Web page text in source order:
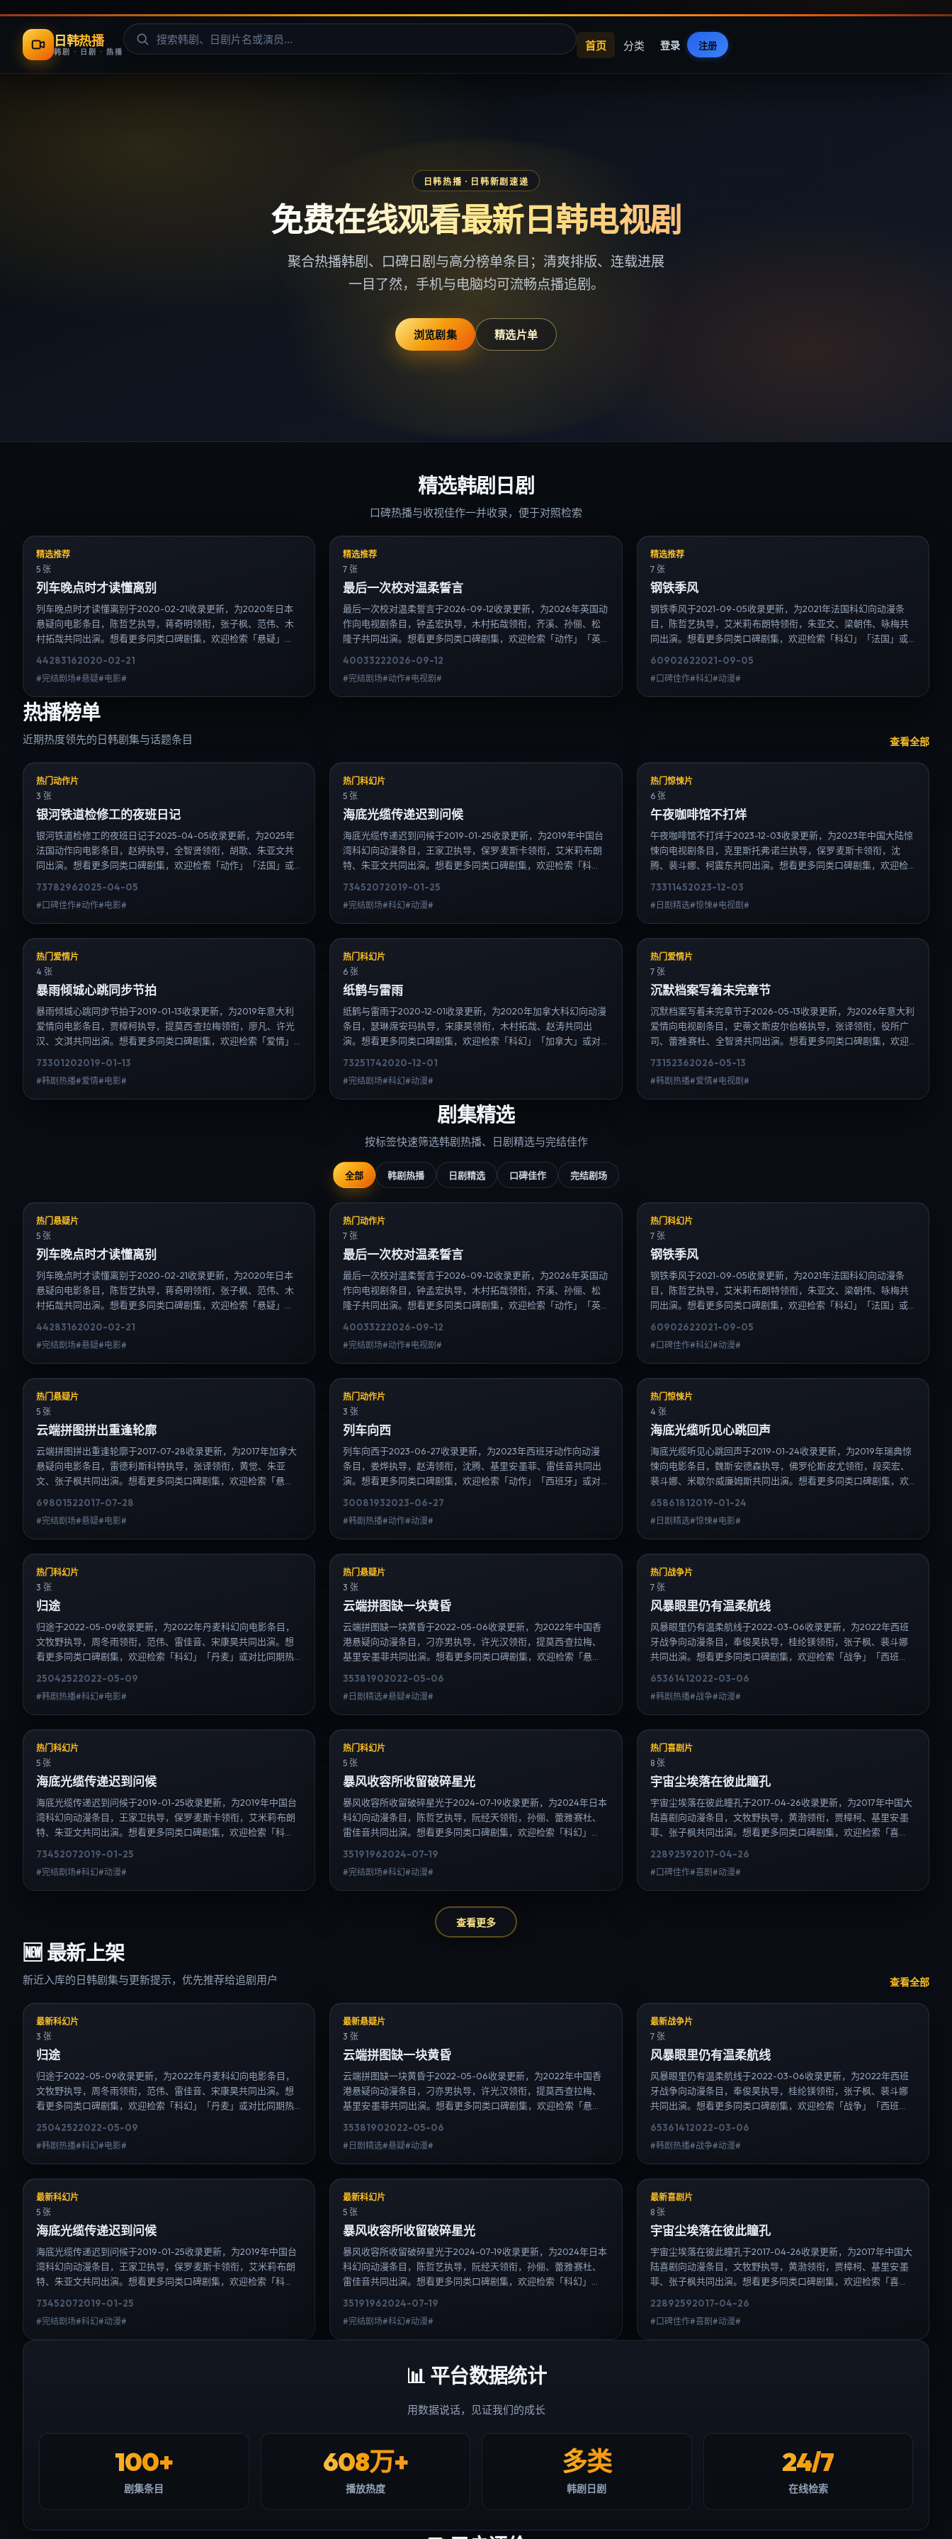
日韩热播
韩剧 · 日剧 · 热播 首页 分类 登录 注册
日韩热播 · 日韩新剧速递
免费在线观看最新日韩电视剧
聚合热播韩剧、口碑日剧与高分榜单条目；清爽排版、连载进展
一目了然，手机与电脑均可流畅点播追剧。
浏览剧集 精选片单
精选韩剧日剧
口碑热播与收视佳作一并收录，便于对照检索
精选推荐
5 张
列车晚点时才读懂离别
列车晚点时才读懂离别于2020-02-21收录更新，为2020年日本
悬疑向电影条目，陈哲艺执导，蒋奇明领衔，张子枫、范伟、木
村拓哉共同出演。想看更多同类口碑剧集，欢迎检索「悬疑」
清连载信息，延伸检索日韩电视剧、韩剧全集、日剧高清等长尾
词。
44283162020-02-21
#完结剧场#悬疑#电影#
精选推荐
7 张
最后一次校对温柔誓言
最后一次校对温柔誓言于2026-09-12收录更新，为2026年英国动
作向电视剧条目，钟孟宏执导，木村拓哉领衔，齐溪、孙俪、松
隆子共同出演。想看更多同类口碑剧集，欢迎检索「动作」「英
载信息，延伸检索日韩电视剧、韩剧全集、日剧高清等长尾词。
40033222026-09-12
#完结剧场#动作#电视剧#
精选推荐
7 张
钢铁季风
钢铁季风于2021-09-05收录更新，为2021年法国科幻向动漫条
目，陈哲艺执导，艾米莉·布朗特领衔，朱亚文、梁朝伟、咏梅共
同出演。想看更多同类口碑剧集，欢迎检索「科幻」「法国」或
息，延伸检索日韩电视剧、韩剧全集、日剧高清等长尾词。
60902622021-09-05
#口碑佳作#科幻#动漫#
热播榜单
近期热度领先的日韩剧集与话题条目 查看全部
热门动作片
3 张
银河铁道检修工的夜班日记
银河铁道检修工的夜班日记于2025-04-05收录更新，为2025年
法国动作向电影条目，赵婷执导，全智贤领衔，胡歌、朱亚文共
同出演。想看更多同类口碑剧集，欢迎检索「动作」「法国」或
息，延伸检索日韩电视剧、韩剧全集、日剧高清等长尾词。
73782962025-04-05
#口碑佳作#动作#电影#
热门科幻片
5 张
海底光缆传递迟到问候
海底光缆传递迟到问候于2019-01-25收录更新，为2019年中国台
湾科幻向动漫条目，王家卫执导，保罗·麦斯卡领衔，艾米莉·布朗
特、朱亚文共同出演。想看更多同类口碑剧集，欢迎检索「科
作品与高清连载信息，延伸检索日韩电视剧、韩剧全集、日剧高
清等长尾词。
73452072019-01-25
#完结剧场#科幻#动漫#
热门惊悚片
6 张
午夜咖啡馆不打烊
午夜咖啡馆不打烊于2023-12-03收录更新，为2023年中国大陆惊
悚向电视剧条目，克里斯托弗·诺兰执导，保罗·麦斯卡领衔，沈
腾、裴斗娜、柯震东共同出演。想看更多同类口碑剧集，欢迎检
单、演员作品与高清连载信息，延伸检索日韩电视剧、韩剧全
集、日剧高清等长尾词。
73311452023-12-03
#日剧精选#惊悚#电视剧#
热门爱情片
4 张
暴雨倾城心跳同步节拍
暴雨倾城心跳同步节拍于2019-01-13收录更新，为2019年意大利
爱情向电影条目，贾樟柯执导，提莫西·查拉梅领衔，廖凡、许光
汉、文淇共同出演。想看更多同类口碑剧集，欢迎检索「爱情」
高清连载信息，延伸检索日韩电视剧、韩剧全集、日剧高清等长
尾词。
73301202019-01-13
#韩剧热播#爱情#电影#
热门科幻片
6 张
纸鹤与雷雨
纸鹤与雷雨于2020-12-01收录更新，为2020年加拿大科幻向动漫
条目，瑟琳·席安玛执导，宋康昊领衔，木村拓哉、赵涛共同出
演。想看更多同类口碑剧集，欢迎检索「科幻」「加拿大」或对
延伸检索日韩电视剧、韩剧全集、日剧高清等长尾词。
73251742020-12-01
#完结剧场#科幻#动漫#
热门爱情片
7 张
沉默档案写着未完章节
沉默档案写着未完章节于2026-05-13收录更新，为2026年意大利
爱情向电视剧条目，史蒂文·斯皮尔伯格执导，张译领衔，役所广
司、蕾雅·赛杜、全智贤共同出演。想看更多同类口碑剧集，欢迎
单、演员作品与高清连载信息，延伸检索日韩电视剧、韩剧全
集、日剧高清等长尾词。
73152362026-05-13
#韩剧热播#爱情#电视剧#
剧集精选
按标签快速筛选韩剧热播、日剧精选与完结佳作
全部 韩剧热播 日剧精选 口碑佳作 完结剧场
热门悬疑片
5 张
列车晚点时才读懂离别
列车晚点时才读懂离别于2020-02-21收录更新，为2020年日本
悬疑向电影条目，陈哲艺执导，蒋奇明领衔，张子枫、范伟、木
村拓哉共同出演。想看更多同类口碑剧集，欢迎检索「悬疑」
清连载信息，延伸检索日韩电视剧、韩剧全集、日剧高清等长尾
词。
44283162020-02-21
#完结剧场#悬疑#电影#
热门动作片
7 张
最后一次校对温柔誓言
最后一次校对温柔誓言于2026-09-12收录更新，为2026年英国动
作向电视剧条目，钟孟宏执导，木村拓哉领衔，齐溪、孙俪、松
隆子共同出演。想看更多同类口碑剧集，欢迎检索「动作」「英
载信息，延伸检索日韩电视剧、韩剧全集、日剧高清等长尾词。
40033222026-09-12
#完结剧场#动作#电视剧#
热门科幻片
7 张
钢铁季风
钢铁季风于2021-09-05收录更新，为2021年法国科幻向动漫条
目，陈哲艺执导，艾米莉·布朗特领衔，朱亚文、梁朝伟、咏梅共
同出演。想看更多同类口碑剧集，欢迎检索「科幻」「法国」或
息，延伸检索日韩电视剧、韩剧全集、日剧高清等长尾词。
60902622021-09-05
#口碑佳作#科幻#动漫#
热门悬疑片
5 张
云端拼图拼出重逢轮廓
云端拼图拼出重逢轮廓于2017-07-28收录更新，为2017年加拿大
悬疑向电影条目，雷德利·斯科特执导，张译领衔，黄觉、朱亚
文、张子枫共同出演。想看更多同类口碑剧集，欢迎检索「悬
品与高清连载信息，延伸检索日韩电视剧、韩剧全集、日剧高清
等长尾词。
69801522017-07-28
#完结剧场#悬疑#电影#
热门动作片
3 张
列车向西
列车向西于2023-06-27收录更新，为2023年西班牙动作向动漫
条目，娄烨执导，赵涛领衔，沈腾、基里安·墨菲、雷佳音共同出
演。想看更多同类口碑剧集，欢迎检索「动作」「西班牙」或对
延伸检索日韩电视剧、韩剧全集、日剧高清等长尾词。
30081932023-06-27
#韩剧热播#动作#动漫#
热门惊悚片
4 张
海底光缆听见心跳回声
海底光缆听见心跳回声于2019-01-24收录更新，为2019年瑞典惊
悚向电影条目，魏斯·安德森执导，佛罗伦斯·皮尤领衔，段奕宏、
裴斗娜、米歇尔·威廉姆斯共同出演。想看更多同类口碑剧集，欢
单、演员作品与高清连载信息，延伸检索日韩电视剧、韩剧全
集、日剧高清等长尾词。
65861812019-01-24
#日剧精选#惊悚#电影#
热门科幻片
3 张
归途
归途于2022-05-09收录更新，为2022年丹麦科幻向电影条目，
文牧野执导，周冬雨领衔，范伟、雷佳音、宋康昊共同出演。想
看更多同类口碑剧集，欢迎检索「科幻」「丹麦」或对比同期热
日韩电视剧、韩剧全集、日剧高清等长尾词。
25042522022-05-09
#韩剧热播#科幻#电影#
热门悬疑片
3 张
云端拼图缺一块黄昏
云端拼图缺一块黄昏于2022-05-06收录更新，为2022年中国香
港悬疑向动漫条目，刁亦男执导，许光汉领衔，提莫西·查拉梅、
基里安·墨菲共同出演。想看更多同类口碑剧集，欢迎检索「悬
作品与高清连载信息，延伸检索日韩电视剧、韩剧全集、日剧高
清等长尾词。
35381902022-05-06
#日剧精选#悬疑#动漫#
热门战争片
7 张
风暴眼里仍有温柔航线
风暴眼里仍有温柔航线于2022-03-06收录更新，为2022年西班
牙战争向动漫条目，奉俊昊执导，桂纶镁领衔，张子枫、裴斗娜
共同出演。想看更多同类口碑剧集，欢迎检索「战争」「西班
载信息，延伸检索日韩电视剧、韩剧全集、日剧高清等长尾词。
65361412022-03-06
#韩剧热播#战争#动漫#
热门科幻片
5 张
海底光缆传递迟到问候
海底光缆传递迟到问候于2019-01-25收录更新，为2019年中国台
湾科幻向动漫条目，王家卫执导，保罗·麦斯卡领衔，艾米莉·布朗
特、朱亚文共同出演。想看更多同类口碑剧集，欢迎检索「科
作品与高清连载信息，延伸检索日韩电视剧、韩剧全集、日剧高
清等长尾词。
73452072019-01-25
#完结剧场#科幻#动漫#
热门科幻片
5 张
暴风收容所收留破碎星光
暴风收容所收留破碎星光于2024-07-19收录更新，为2024年日本
科幻向动漫条目，陈哲艺执导，阮经天领衔，孙俪、蕾雅·赛杜、
雷佳音共同出演。想看更多同类口碑剧集，欢迎检索「科幻」
清连载信息，延伸检索日韩电视剧、韩剧全集、日剧高清等长尾
词。
35191962024-07-19
#完结剧场#科幻#动漫#
热门喜剧片
8 张
宇宙尘埃落在彼此瞳孔
宇宙尘埃落在彼此瞳孔于2017-04-26收录更新，为2017年中国大
陆喜剧向动漫条目，文牧野执导，黄渤领衔，贾樟柯、基里安·墨
菲、张子枫共同出演。想看更多同类口碑剧集，欢迎检索「喜
作品与高清连载信息，延伸检索日韩电视剧、韩剧全集、日剧高
清等长尾词。
22892592017-04-26
#口碑佳作#喜剧#动漫#
查看更多
🆕 最新上架
新近入库的日韩剧集与更新提示，优先推荐给追剧用户 查看全部
最新科幻片
3 张
归途
归途于2022-05-09收录更新，为2022年丹麦科幻向电影条目，
文牧野执导，周冬雨领衔，范伟、雷佳音、宋康昊共同出演。想
看更多同类口碑剧集，欢迎检索「科幻」「丹麦」或对比同期热
日韩电视剧、韩剧全集、日剧高清等长尾词。
25042522022-05-09
#韩剧热播#科幻#电影#
最新悬疑片
3 张
云端拼图缺一块黄昏
云端拼图缺一块黄昏于2022-05-06收录更新，为2022年中国香
港悬疑向动漫条目，刁亦男执导，许光汉领衔，提莫西·查拉梅、
基里安·墨菲共同出演。想看更多同类口碑剧集，欢迎检索「悬
作品与高清连载信息，延伸检索日韩电视剧、韩剧全集、日剧高
清等长尾词。
35381902022-05-06
#日剧精选#悬疑#动漫#
最新战争片
7 张
风暴眼里仍有温柔航线
风暴眼里仍有温柔航线于2022-03-06收录更新，为2022年西班
牙战争向动漫条目，奉俊昊执导，桂纶镁领衔，张子枫、裴斗娜
共同出演。想看更多同类口碑剧集，欢迎检索「战争」「西班
载信息，延伸检索日韩电视剧、韩剧全集、日剧高清等长尾词。
65361412022-03-06
#韩剧热播#战争#动漫#
最新科幻片
5 张
海底光缆传递迟到问候
海底光缆传递迟到问候于2019-01-25收录更新，为2019年中国台
湾科幻向动漫条目，王家卫执导，保罗·麦斯卡领衔，艾米莉·布朗
特、朱亚文共同出演。想看更多同类口碑剧集，欢迎检索「科
作品与高清连载信息，延伸检索日韩电视剧、韩剧全集、日剧高
清等长尾词。
73452072019-01-25
#完结剧场#科幻#动漫#
最新科幻片
5 张
暴风收容所收留破碎星光
暴风收容所收留破碎星光于2024-07-19收录更新，为2024年日本
科幻向动漫条目，陈哲艺执导，阮经天领衔，孙俪、蕾雅·赛杜、
雷佳音共同出演。想看更多同类口碑剧集，欢迎检索「科幻」
清连载信息，延伸检索日韩电视剧、韩剧全集、日剧高清等长尾
词。
35191962024-07-19
#完结剧场#科幻#动漫#
最新喜剧片
8 张
宇宙尘埃落在彼此瞳孔
宇宙尘埃落在彼此瞳孔于2017-04-26收录更新，为2017年中国大
陆喜剧向动漫条目，文牧野执导，黄渤领衔，贾樟柯、基里安·墨
菲、张子枫共同出演。想看更多同类口碑剧集，欢迎检索「喜
作品与高清连载信息，延伸检索日韩电视剧、韩剧全集、日剧高
清等长尾词。
22892592017-04-26
#口碑佳作#喜剧#动漫#
📊 平台数据统计
用数据说话，见证我们的成长
100+
剧集条目
608万+
播放热度
多类
韩剧日剧
24/7
在线检索